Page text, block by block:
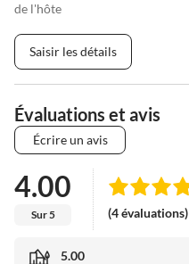
de l'hôte
Saisir les détails
Évaluations et avis
Écrire un avis
4.00
Sur 5 (4 évaluations)
5.00